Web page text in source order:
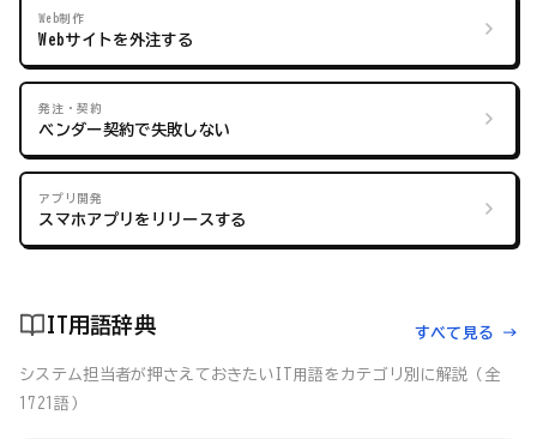
Web制作
Webサイトを外注する
発注・契約
ベンダー契約で失敗しない
アプリ開発
スマホアプリをリリースする
IT用語辞典 すべて見る →
システム担当者が押さえておきたいIT用語をカテゴリ別に解説（全
1721語）